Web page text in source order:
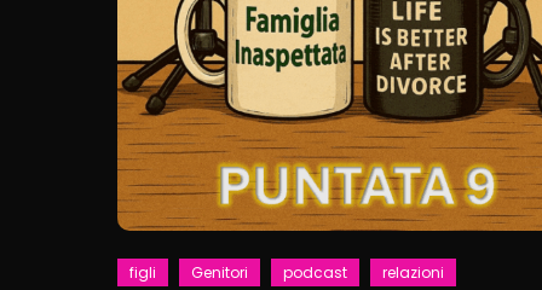
figli Genitori podcast relazioni